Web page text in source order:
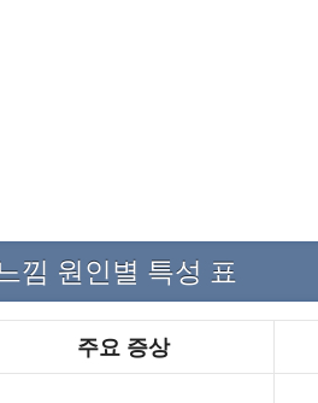
낌 원인별 특성 표
주요 증상